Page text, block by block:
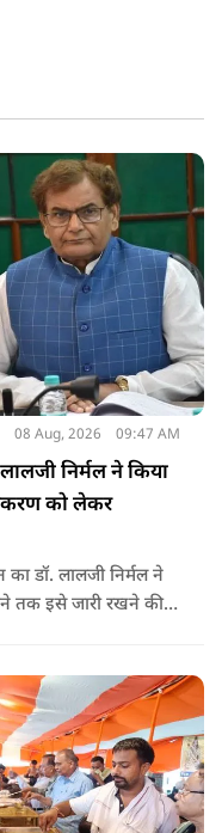
08 Aug, 2026 09:47 AM
निर्मल ने किया
को लेकर
डॉ. लालजी निर्मल ने
तक इसे जारी रखने की